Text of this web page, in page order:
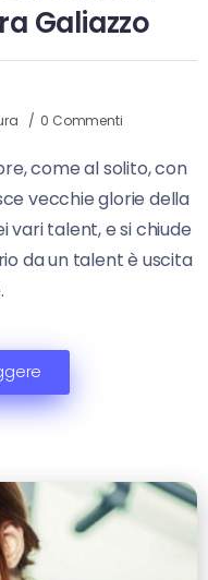
Galiazzo
0 Commenti
come al solito, con
vecchie glorie della
vari talent, e si chiude
da un talent è uscita